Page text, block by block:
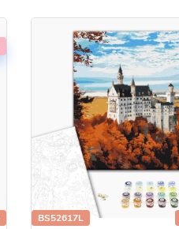
BS52617L